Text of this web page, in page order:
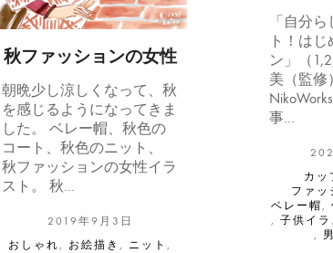
「自分
ト！は
ン」（
美（監修
事…
カッ
ファッ
ベレー帽 ,
,子供イラ
,
秋ファッションの女性
朝晩少し涼しくなって、秋
を感じるようになってきま
した。 ベレー帽、秋色の
コート、秋色のニット、
秋ファッションの女性イラ
スト。 秋…
2019年9月3日
おしゃれ , お絵描き , ニット ,